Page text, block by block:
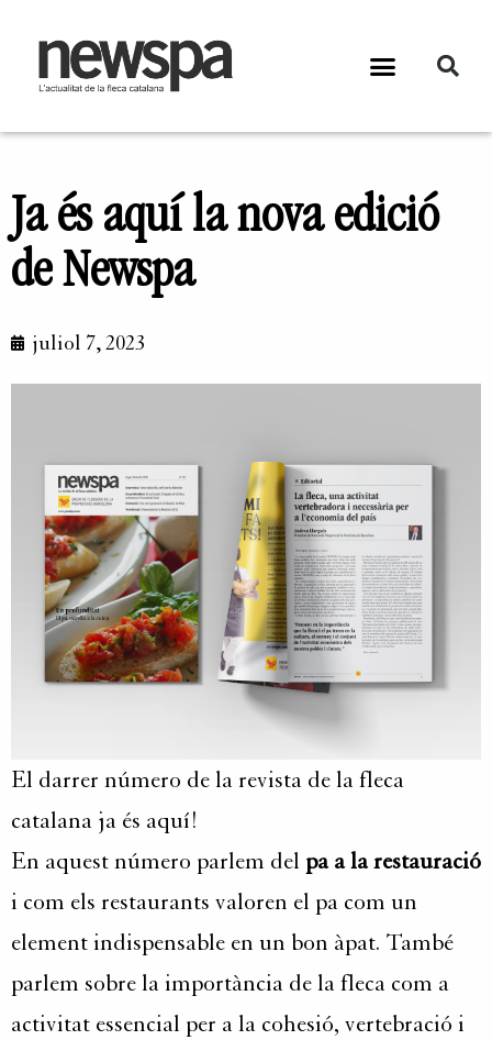
Ja és aquí la nova edició
de Newspa
juliol 7, 2023
El darrer número de la revista de la fleca
catalana ja és aquí!
En aquest número parlem del pa a la restauració
i com els restaurants valoren el pa com un
element indispensable en un bon àpat. També
parlem sobre la importància de la fleca com a
activitat essencial per a la cohesió, vertebració i